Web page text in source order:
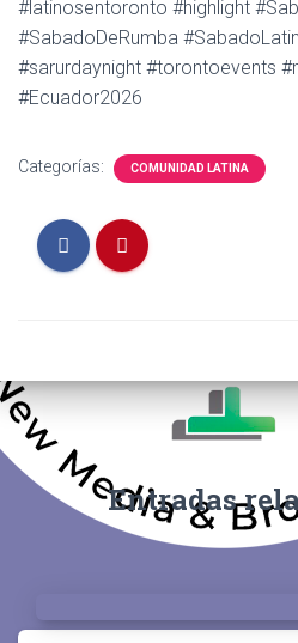
#latinosentoronto #highlight
#SabadoDeRumba
#sarurdaynight #torontoevents
#Ecuador2026
Categorías: COMUNIDAD LATINA
Entradas